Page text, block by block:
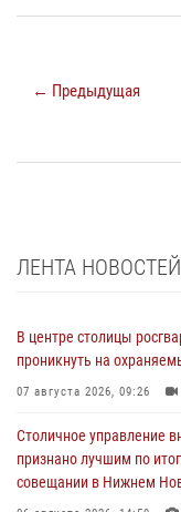
← Предыдущая
ЛЕНТА НОВОСТЕЙ
В центре столицы
проникнуть на
07 августа 2026, 09:26
Столичное управление
признано лучшим по
совещании в Нижнем